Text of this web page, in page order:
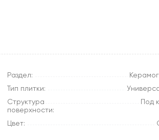
Раздел:
Тип плитки:
Структура
поверхности:
Под
Цвет: